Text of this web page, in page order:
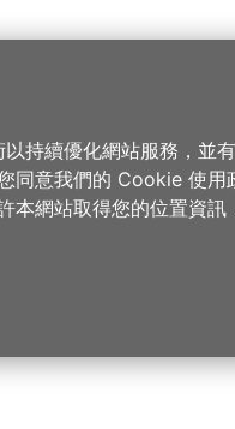
持續優化網站服務，並
同意我們的 Cookie 使用
本網站取得您的位置資